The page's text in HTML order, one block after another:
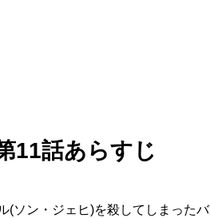
11話あらすじ
(ソン・ジェヒ)を殺してしまった